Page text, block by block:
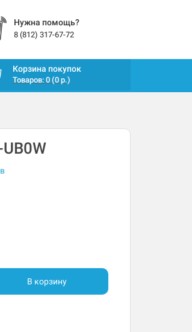
Нужна помощь?
8 (812) 317-67-72
Корзина покупок
Товаров: 0 (0 р.)
В корзину